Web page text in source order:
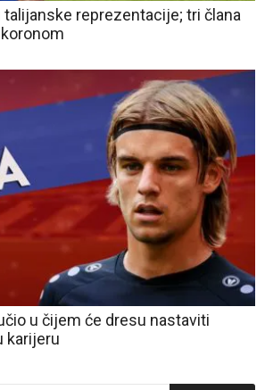
talijanske reprezentacije; tri člana
u čijem će dresu nastaviti
karijeru